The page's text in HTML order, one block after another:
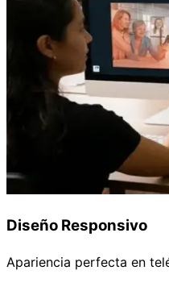
Diseño Responsivo
Apariencia perfecta en